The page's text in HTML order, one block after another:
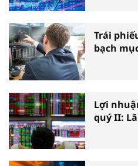
Trái
bạch
Lợi
quý II: